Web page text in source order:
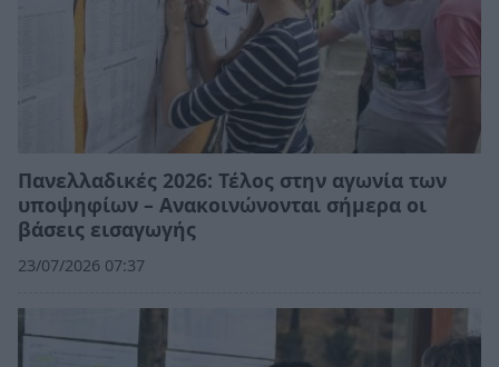
Πανελλαδικές 2026: Τέλος στην αγωνία των
υποψηφίων – Ανακοινώνονται σήμερα οι
βάσεις εισαγωγής
23/07/2026 07:37